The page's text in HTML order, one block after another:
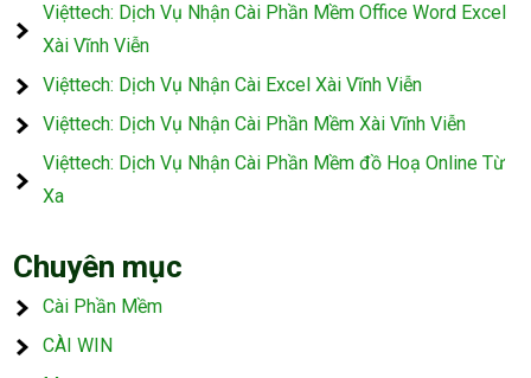
Việttech: Dịch Vụ Nhận Cài Phần Mềm Office Word Excel
Xài Vĩnh Viễn
Việttech: Dịch Vụ Nhận Cài Excel Xài Vĩnh Viễn
Việttech: Dịch Vụ Nhận Cài Phần Mềm Xài Vĩnh Viễn
Việttech: Dịch Vụ Nhận Cài Phần Mềm đồ Hoạ Online Từ
Xa
Chuyên mục
Cài Phần Mềm
CÀI WIN